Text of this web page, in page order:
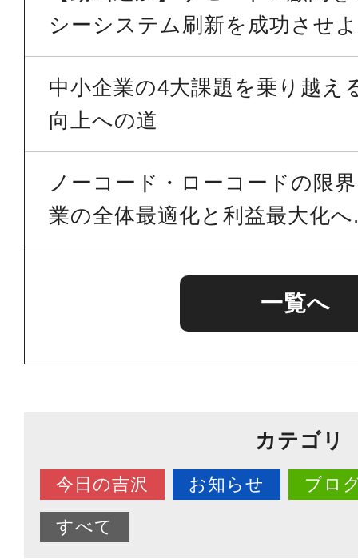
シーシステム刷新を成功させ
中小企業の4大課題を乗り越え
向上への道
ノーコード・ローコードの限
業の全体最適化と利益最大化
一覧へ
カテゴリ
今日の吉沢 お知らせ ブロ
すべて